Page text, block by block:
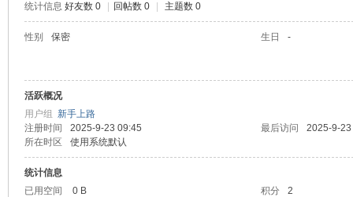
统计信息 好友数 0 回帖数 0 主题数 0
性别 保密 生日 -
活跃概况
用户组 新手上路
注册时间
2025-9-23 09:45 最后访问
2025-9-
所在时区
使用系统默认
统计信息
已用空间
0 B 积分
2